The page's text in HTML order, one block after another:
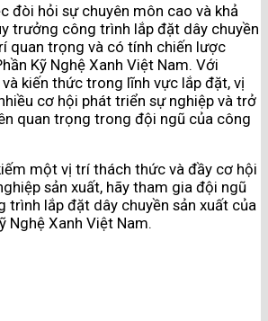
đòi hỏi sự chuyên môn cao và khả
trưởng công trình lắp đặt dây chuyền
quan trọng và có tính chiến lược
Kỹ Nghệ Xanh Việt Nam. Với
kiến thức trong lĩnh vực lắp đặt, vị
cơ hội phát triển sự nghiệp và trở
quan trọng trong đội ngũ của công
một vị trí thách thức và đầy cơ hội
sản xuất, hãy tham gia đội ngũ
trình lắp đặt dây chuyền sản xuất của
Nghệ Xanh Việt Nam.